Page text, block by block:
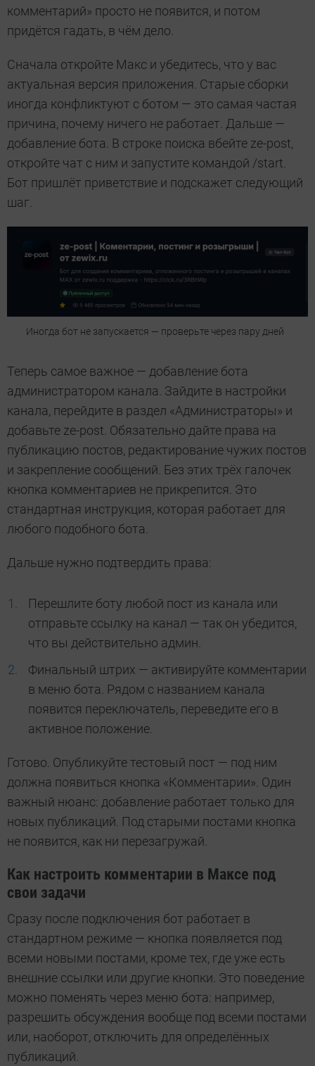
комментарий» просто не появится, и потом
придётся гадать, в чём дело.
Сначала откройте Макс и убедитесь, что у вас
актуальная версия приложения. Старые сборки
иногда конфликтуют с ботом — это самая частая
причина, почему ничего не работает. Дальше —
добавление бота. В строке поиска вбейте ze-post,
откройте чат с ним и запустите командой /start.
Бот пришлёт приветствие и подскажет следующий
шаг.
Иногда бот не запускается — проверьте через пару дней
Теперь самое важное — добавление бота
администратором канала. Зайдите в настройки
канала, перейдите в раздел «Администраторы» и
добавьте ze-post. Обязательно дайте права на
публикацию постов, редактирование чужих постов
и закрепление сообщений. Без этих трёх галочек
кнопка комментариев не прикрепится. Это
стандартная инструкция, которая работает для
любого подобного бота.
Дальше нужно подтвердить права:
Перешлите боту любой пост из канала или
отправьте ссылку на канал — так он убедится,
что вы действительно админ.
Финальный штрих — активируйте комментарии
в меню бота. Рядом с названием канала
появится переключатель, переведите его в
активное положение.
Готово. Опубликуйте тестовый пост — под ним
должна появиться кнопка «Комментарии». Один
важный нюанс: добавление работает только для
новых публикаций. Под старыми постами кнопка
не появится, как ни перезагружай.
Как настроить комментарии в Максе под
свои задачи
Сразу после подключения бот работает в
стандартном режиме — кнопка появляется под
всеми новыми постами, кроме тех, где уже есть
внешние ссылки или другие кнопки. Это поведение
можно поменять через меню бота: например,
разрешить обсуждения вообще под всеми постами
или, наоборот, отключить для определённых
публикаций.